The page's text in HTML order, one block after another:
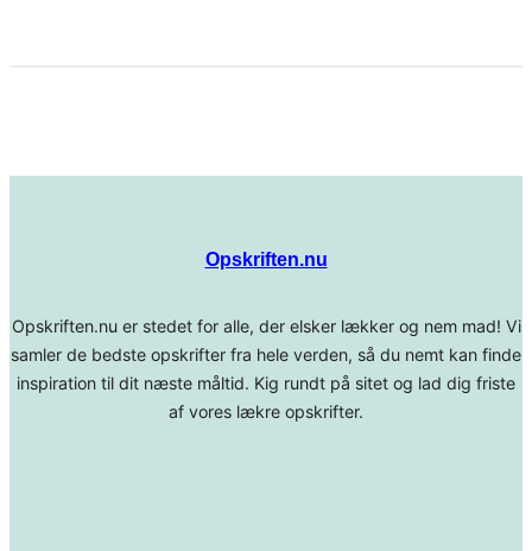
Opskriften.nu
Opskriften.nu er stedet for alle, der elsker lækker og nem mad! Vi
samler de bedste opskrifter fra hele verden, så du nemt kan finde
inspiration til dit næste måltid. Kig rundt på sitet og lad dig friste
af vores lækre opskrifter.